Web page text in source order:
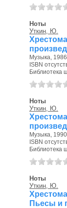
Ноты
Уткин, Ю.
Музыка, 1986
ISBN
Библиотека
Ноты
Уткин, Ю.
Музыка, 1990
ISBN
Библиотека
Ноты
Уткин, Ю.
Пьесы и